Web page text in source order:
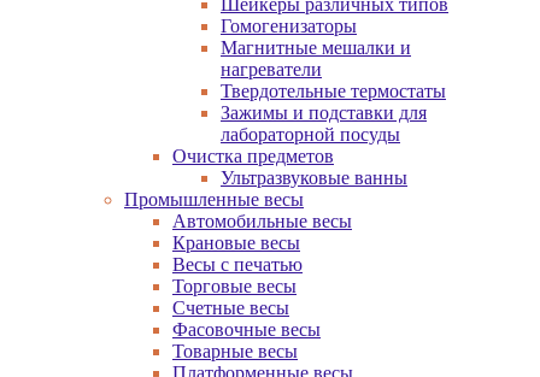
Шейкеры различных типов
Гомогенизаторы
Магнитные мешалки и
нагреватели
Твердотельные термостаты
Зажимы и подставки для
лабораторной посуды
Очистка предметов
Ультразвуковые ванны
Промышленные весы
Автомобильные весы
Крановые весы
Весы с печатью
Торговые весы
Счетные весы
Фасовочные весы
Товарные весы
Платформенные весы